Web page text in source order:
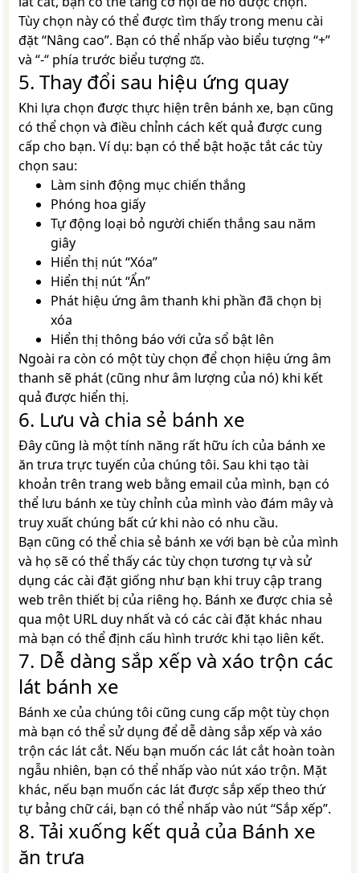
Tùy chọn này có thể được tìm thấy trong menu cài
đặt “Nâng cao”. Bạn có thể nhấp vào biểu tượng “+”
và “-“ phía trước biểu tượng ⚖.
5. Thay đổi sau hiệu ứng quay
Khi lựa chọn được thực hiện trên bánh xe, bạn cũng
có thể chọn và điều chỉnh cách kết quả được cung
cấp cho bạn. Ví dụ: bạn có thể bật hoặc tắt các tùy
chọn sau:
Làm sinh động mục chiến thắng
Phóng hoa giấy
Tự động loại bỏ người chiến thắng sau năm
giây
Hiển thị nút “Xóa”
Hiển thị nút “Ẩn”
Phát hiệu ứng âm thanh khi phần đã chọn bị
xóa
Hiển thị thông báo với cửa sổ bật lên
Ngoài ra còn có một tùy chọn để chọn hiệu ứng âm
thanh sẽ phát (cũng như âm lượng của nó) khi kết
quả được hiển thị.
6. Lưu và chia sẻ bánh xe
Đây cũng là một tính năng rất hữu ích của bánh xe
ăn trưa trực tuyến của chúng tôi. Sau khi tạo tài
khoản trên trang web bằng email của mình, bạn có
thể lưu bánh xe tùy chỉnh của mình vào đám mây và
truy xuất chúng bất cứ khi nào có nhu cầu.
Bạn cũng có thể chia sẻ bánh xe với bạn bè của mình
và họ sẽ có thể thấy các tùy chọn tương tự và sử
dụng các cài đặt giống như bạn khi truy cập trang
web trên thiết bị của riêng họ. Bánh xe được chia sẻ
qua một URL duy nhất và có các cài đặt khác nhau
mà bạn có thể định cấu hình trước khi tạo liên kết.
7. Dễ dàng sắp xếp và xáo trộn các
lát bánh xe
Bánh xe của chúng tôi cũng cung cấp một tùy chọn
mà bạn có thể sử dụng để dễ dàng sắp xếp và xáo
trộn các lát cắt. Nếu bạn muốn các lát cắt hoàn toàn
ngẫu nhiên, bạn có thể nhấp vào nút xáo trộn. Mặt
khác, nếu bạn muốn các lát được sắp xếp theo thứ
tự bảng chữ cái, bạn có thể nhấp vào nút “Sắp xếp”.
8. Tải xuống kết quả của Bánh xe
ăn trưa